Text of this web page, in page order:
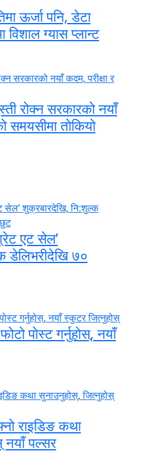
ऊर्जा पनि, डेटा
ग्यास प्लान्ट
रोक्न सरकारको नयाँ
समयसीमा तोकियो
एट सेल’
डेलिभरीदेखि ७०
पोस्ट गर्नुहोस्, नयाँ
राइडिङ कथा
नयाँ पल्सर